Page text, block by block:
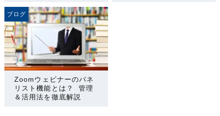
ブログ
Zoomウェビナーのパネ
リスト機能とは？ 管理
＆活用法を徹底解説